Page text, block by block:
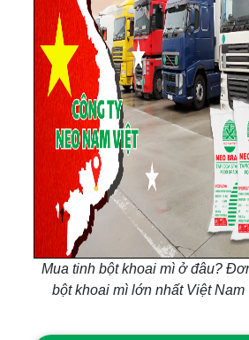
Mua tinh bột khoai mì ở đâu?
bột khoai mì lớn nhất Việt Nam